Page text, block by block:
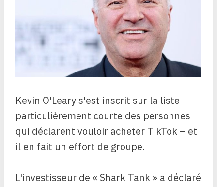
Kevin O'Leary s'est inscrit sur la liste
particulièrement courte des personnes
qui déclarent vouloir acheter TikTok – et
il en fait un effort de groupe.
L'investisseur de « Shark Tank » a déclaré